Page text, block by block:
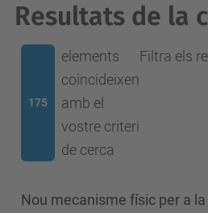
Resultats de la
175
elements
coincideixen
amb el
vostre criteri
de cerca
Filtra els
Nou mecanisme físic per a